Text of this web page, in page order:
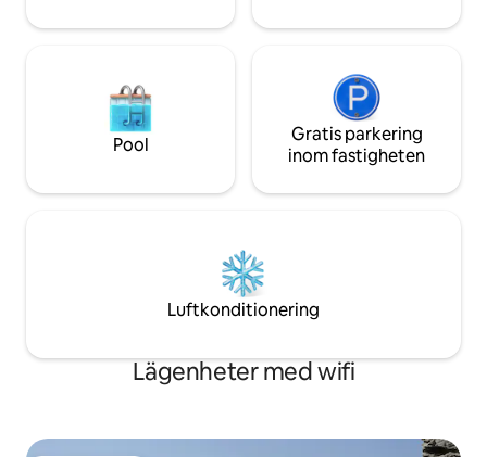
Pool
Gratis parkering
inom fastigheten
Luftkonditionering
Lägenheter med wifi